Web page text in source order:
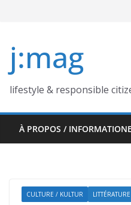
j:mag
lifestyle & responsible
À PROPOS /
CULTURE / KULTUR